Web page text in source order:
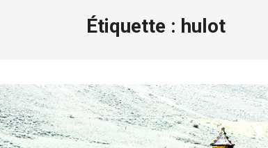
Étiquette : hulot